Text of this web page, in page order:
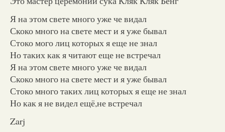
Я на этом свете много уже че видал
Скоко много на свете мест и я уже бывал
Стоко мого лиц которых я еще не знал
Но таких как я читают еще не встречал
Я на этом свете много уже че видал
Скоко много на свете мест и я уже бывал
Стоко много таких лиц которых я еще не знал
Но как я не видел ещё,не встречал
Zarj